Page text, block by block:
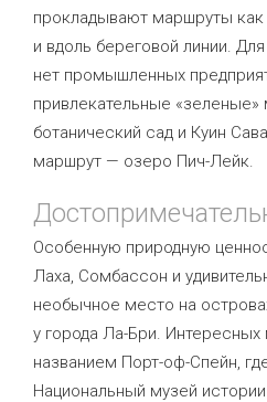
прокладывают маршруты как
и вдоль береговой линии.
нет промышленных
привлекательные
ботанический сад и Куин
маршрут — озеро Пич-Лейк.
Особенную природную
Лаха, Сомбассон и
необычное место на
у города Ла-Бри.
названием Порт-оф-Спейн,
Национальный музей